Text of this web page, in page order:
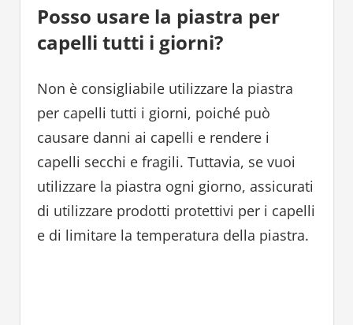
Posso usare la piastra per
capelli tutti i giorni?
Non è consigliabile utilizzare la piastra
per capelli tutti i giorni, poiché può
causare danni ai capelli e rendere i
capelli secchi e fragili. Tuttavia, se vuoi
utilizzare la piastra ogni giorno, assicurati
di utilizzare prodotti protettivi per i capelli
e di limitare la temperatura della piastra.